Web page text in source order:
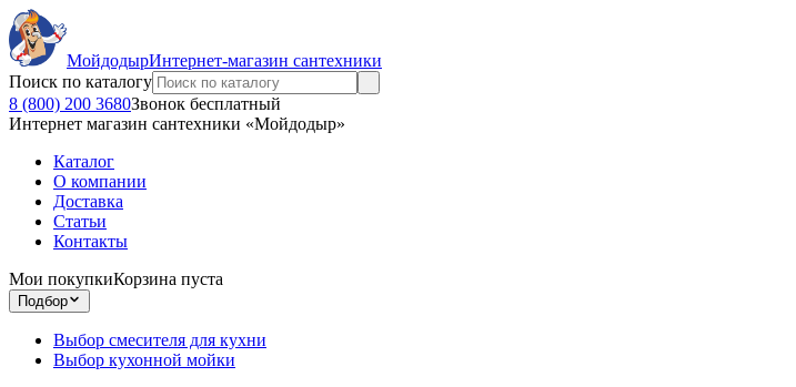
МойдодырИнтернет-магазин сантехники
Поиск по каталогу
8 (800) 200 3680Звонок бесплатный
Интернет магазин сантехники «Мойдодыр»
Каталог
О компании
Доставка
Статьи
Контакты
Мои покупкиКорзина пуста
Подбор
Выбор смесителя для кухни
Выбор кухонной мойки